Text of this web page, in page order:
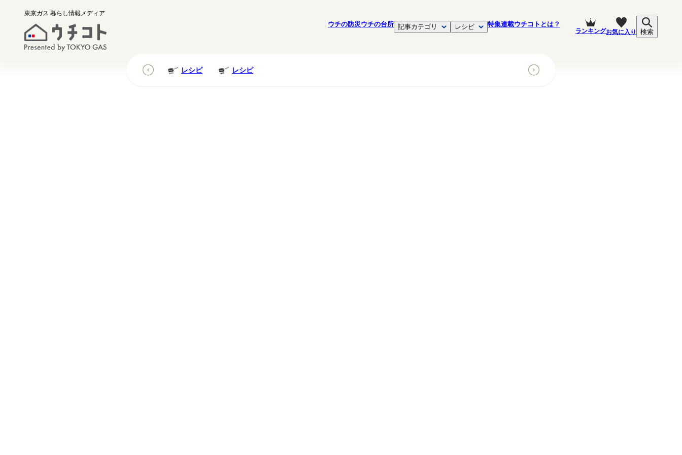
東京ガス 暮らし情報メディア
ウチの防災ウチの台所 記事カテゴリ レシピ 特集連載ウチコトとは？
ランキングお気に入り 検索
レシピ レシピ レシピ